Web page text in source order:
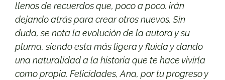
llenos de recuerdos que, poco a poco, irán
dejando atrás para crear otros nuevos. Sin
duda,se nota la evolución de la autora y su
pluma, siendo esta másligera y fluida y dando
una naturalidad a la historia que te hace vivirla
como propia. Felicidades, Ana, por tu progreso y